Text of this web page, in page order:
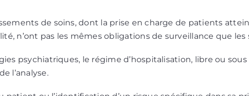
de soins, dont la prise en charge de patients
n’ont pas les mêmes obligations de surveillance que
psychiatriques, le régime d’hospitalisation, libre ou
l’analyse.